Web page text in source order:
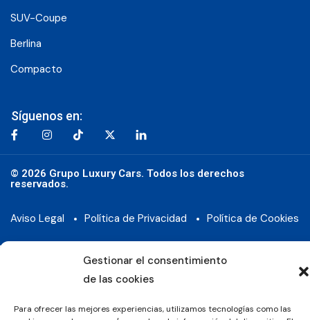
Gestionar el consentimiento
de las cookies
Para ofrecer las mejores experiencias, utilizamos tecnologías como las
SUV-Coupe
Berlina
Compacto
Síguenos en:
© 2026 Grupo Luxury Cars. Todos los derechos
reservados.
Aviso Legal Política de Privacidad Política de Cookies